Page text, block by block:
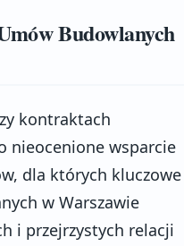
Budowlanych
kontraktach
nieocenione wsparcie
dla których kluczowe
w Warszawie
i przejrzystych relacji